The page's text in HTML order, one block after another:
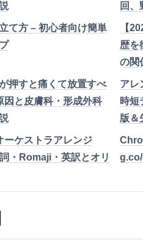
回、
て方 – 初心者向け簡単
【
歴を
の関
押すと痛くて放置すべ
因と皮膚科・形成外科
アレ
時短
版＆
ーケストラアレンジ
・Romaji・英訳とオリ